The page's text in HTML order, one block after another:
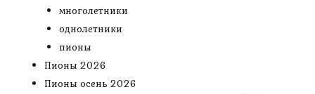
многолетники
однолетники
пионы
Пионы 2026
Пионы осень 2026